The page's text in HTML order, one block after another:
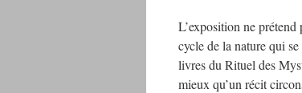
L’exposition ne
cycle de la nature qui
livres du Rituel des
mieux qu’un récit